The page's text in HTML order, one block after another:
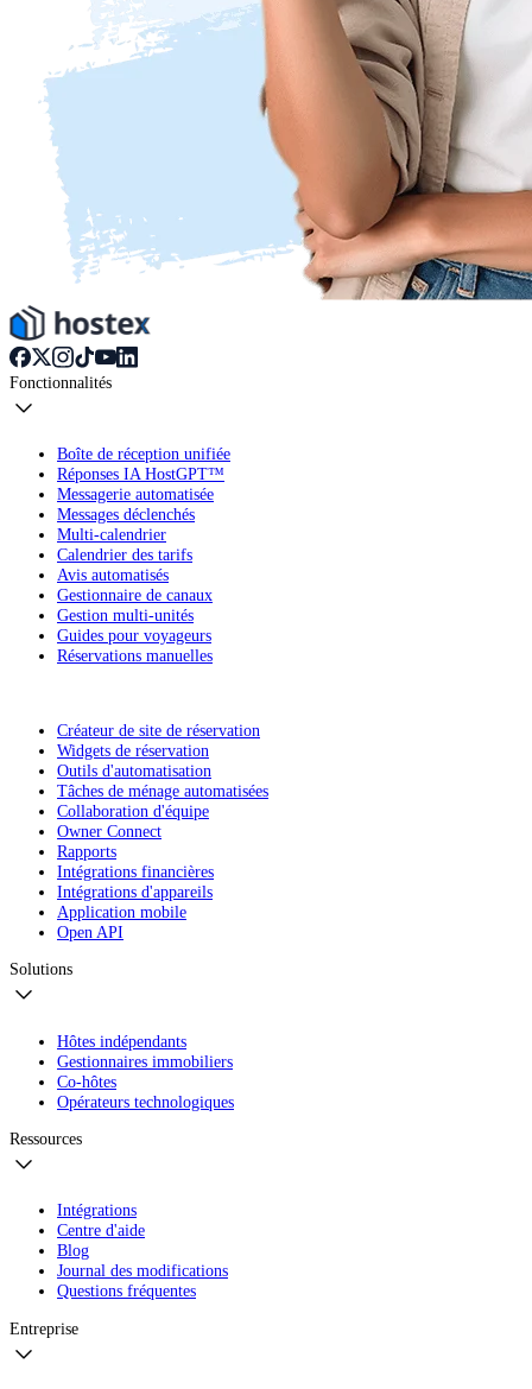
Fonctionnalités
Boîte de réception unifiée
Réponses IA HostGPT™
Messagerie automatisée
Messages déclenchés
Multi-calendrier
Calendrier des tarifs
Avis automatisés
Gestionnaire de canaux
Gestion multi-unités
Guides pour voyageurs
Réservations manuelles
Créateur de site de réservation
Widgets de réservation
Outils d'automatisation
Tâches de ménage automatisées
Collaboration d'équipe
Owner Connect
Rapports
Intégrations financières
Intégrations d'appareils
Application mobile
Open API
Solutions
Hôtes indépendants
Gestionnaires immobiliers
Co-hôtes
Opérateurs technologiques
Ressources
Intégrations
Centre d'aide
Blog
Journal des modifications
Questions fréquentes
Entreprise